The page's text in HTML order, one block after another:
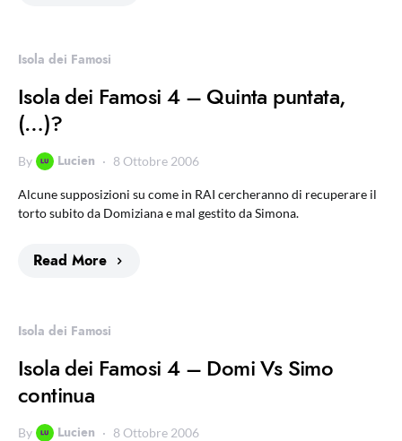
Isola dei Famosi
Isola dei Famosi 4 – Quinta puntata,
(…)?
By Lucien 8 Ottobre 2006
Alcune supposizioni su come in RAI cercheranno di recuperare il
torto subito da Domiziana e mal gestito da Simona.
Read More
Isola dei Famosi
Isola dei Famosi 4 – Domi Vs Simo
continua
By Lucien 8 Ottobre 2006